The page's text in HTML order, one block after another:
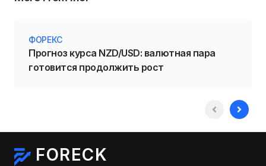
ФОРЕКС
Прогноз курса NZD/USD: валютная пара
готовится продолжить рост
FORECK